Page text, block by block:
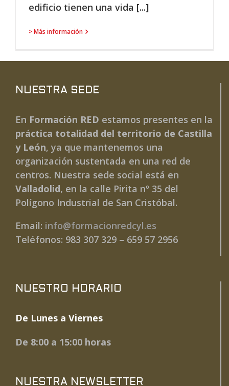
edificio tienen una vida [...]
> Más información
NUESTRA SEDE
En Formación RED estamos presentes en la
práctica totalidad del territorio de Castilla
y León, ya que mantenemos una
organización sustentada en una red de
centros. Nuestra sede social está en
Valladolid, en la calle Pirita nº 35 del
Polígono Industrial de San Cristóbal.
Email: info@formacionredcyl.es
Teléfonos: 983 307 329 – 659 57 2956
NUESTRO HORARIO
De Lunes a Viernes
De 8:00 a 15:00 horas
NUESTRA NEWSLETTER